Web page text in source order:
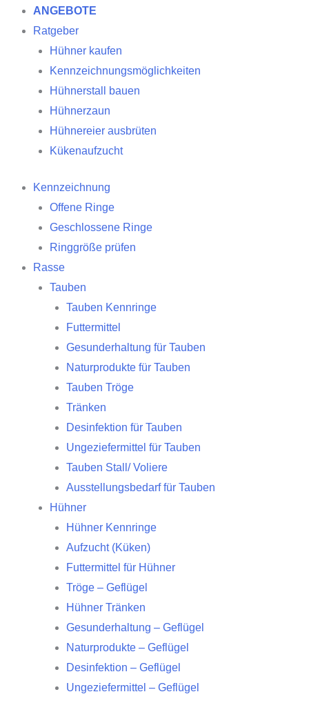
ANGEBOTE
Ratgeber
Hühner kaufen
Kennzeichnungsmöglichkeiten
Hühnerstall bauen
Hühnerzaun
Hühnereier ausbrüten
Kükenaufzucht
Kennzeichnung
Offene Ringe
Geschlossene Ringe
Ringgröße prüfen
Rasse
Tauben
Tauben Kennringe
Futtermittel
Gesunderhaltung für Tauben
Naturprodukte für Tauben
Tauben Tröge
Tränken
Desinfektion für Tauben
Ungeziefermittel für Tauben
Tauben Stall/ Voliere
Ausstellungsbedarf für Tauben
Hühner
Hühner Kennringe
Aufzucht (Küken)
Futtermittel für Hühner
Tröge – Geflügel
Hühner Tränken
Gesunderhaltung – Geflügel
Naturprodukte – Geflügel
Desinfektion – Geflügel
Ungeziefermittel – Geflügel